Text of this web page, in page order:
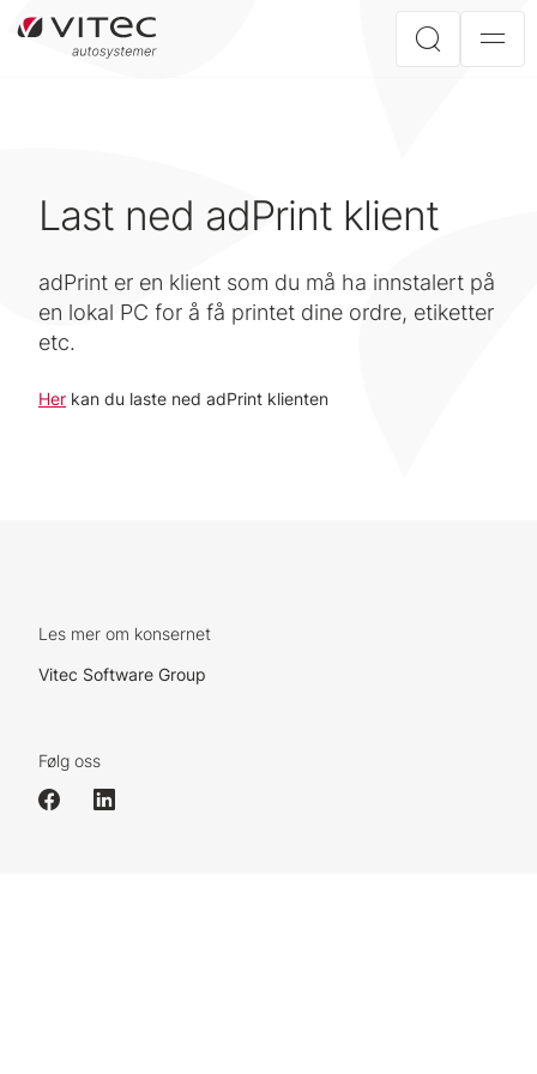
Last ned adPrint klient
adPrint er en klient som du må ha innstalert på
en lokal PC for å få printet dine ordre, etiketter
etc.
Her kan du laste ned adPrint klienten
Les mer om konsernet
Vitec Software Group
Følg oss